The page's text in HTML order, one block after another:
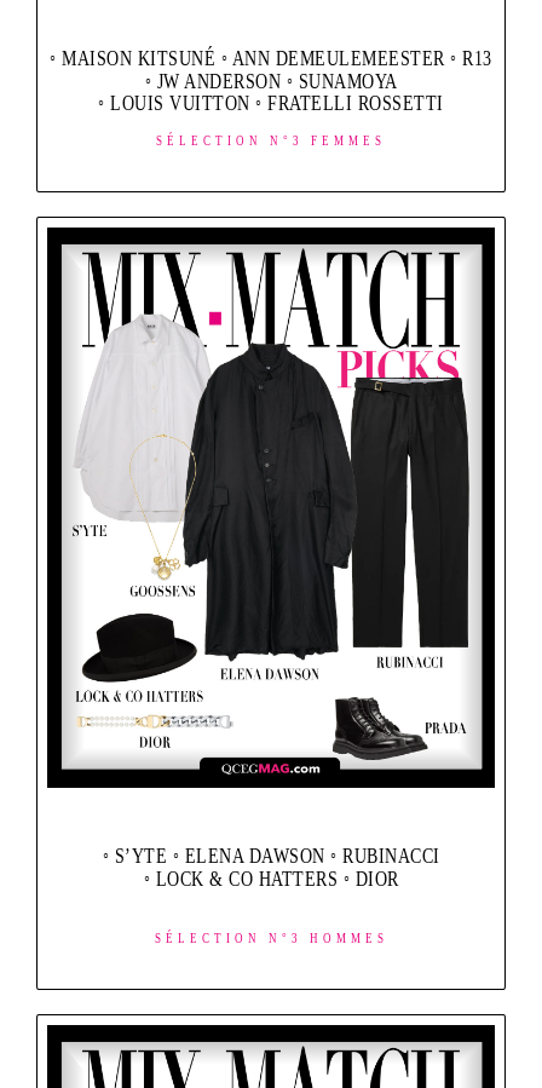
◦ MAISON KITSUNÉ ◦ ANN DEMEULEMEESTER ◦ R13
◦ JW ANDERSON ◦ SUNAMOYA
◦ LOUIS VUITTON ◦ FRATELLI ROSSETTI
SÉLECTION N°3 FEMMES
◦ S’YTE ◦ ELENA DAWSON ◦ RUBINACCI
◦ LOCK & CO HATTERS ◦ DIOR
SÉLECTION N°3 HOMMES